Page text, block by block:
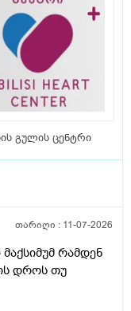
გულის ცენტრი
თარიღი : 11-07-2026
რამდენ
დროს თუ